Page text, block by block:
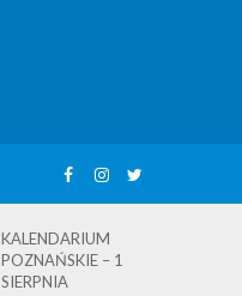
BLusowe święto nad
wielkopolskim
jeziorem